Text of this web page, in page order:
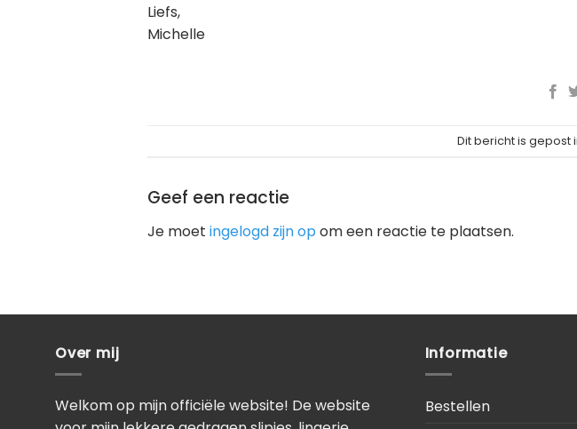
Liefs,
Michelle
Dit bericht is gepost
Geef een reactie
Je moetingelogd zijn opom een reactie te plaatsen.
Over mij
Welkom op mijn officiële website! De website
Informatie
Bestellen